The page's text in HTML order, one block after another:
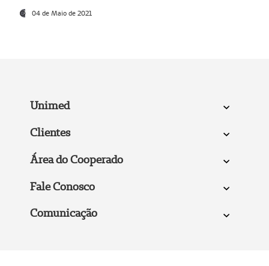
04 de Maio de 2021
Unimed
Clientes
Área do Cooperado
Fale Conosco
Comunicação